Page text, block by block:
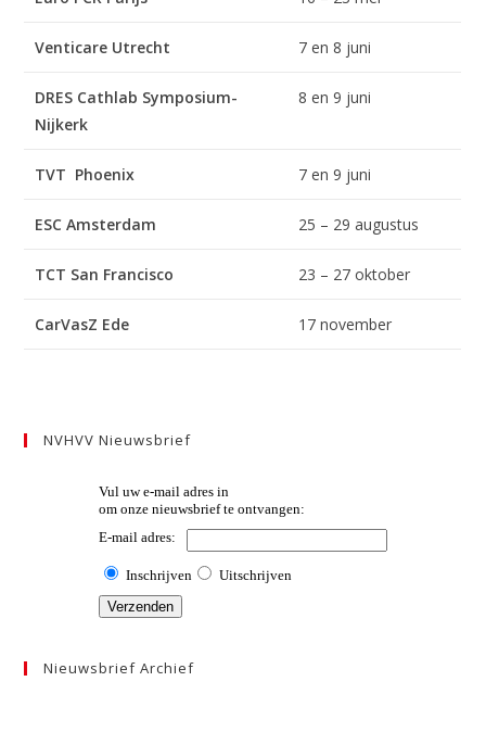
Venticare Utrecht 7 en 8 juni
DRES Cathlab Symposium-
Nijkerk
8 en 9 juni
TVT Phoenix 7 en 9 juni
ESC Amsterdam 25 – 29 augustus
TCT San Francisco 23 – 27 oktober
CarVasZ Ede 17 november
NVHVV Nieuwsbrief
Nieuwsbrief Archief